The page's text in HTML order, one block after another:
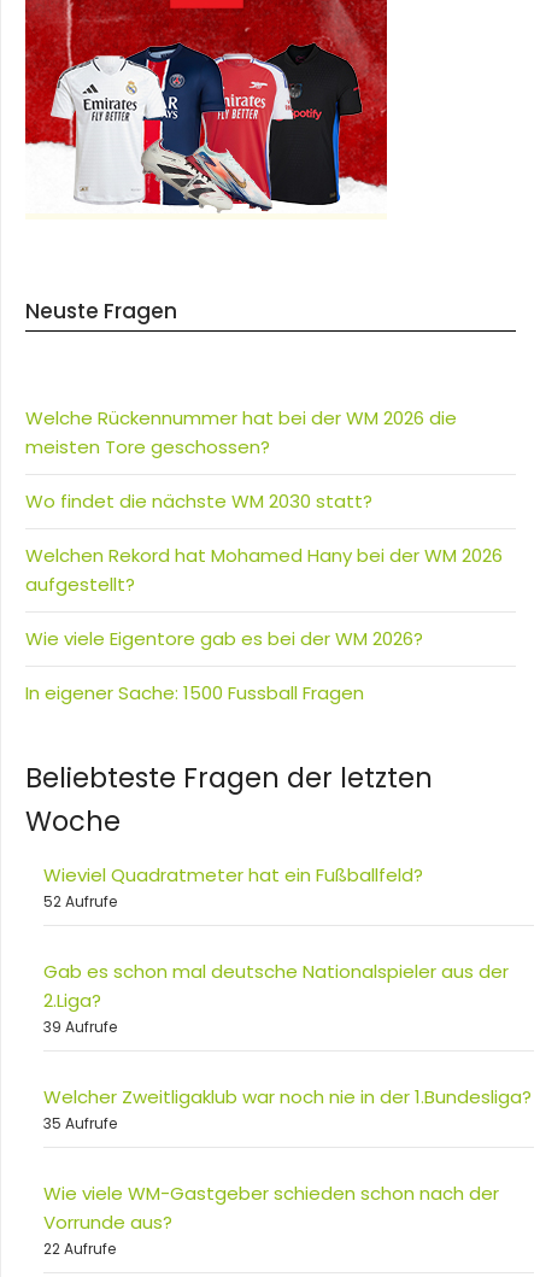
Neuste Fragen
Welche Rückennummer hat bei der WM 2026 die
meisten Tore geschossen?
Wo findet die nächste WM 2030 statt?
Welchen Rekord hat Mohamed Hany bei der WM 2026
aufgestellt?
Wie viele Eigentore gab es bei der WM 2026?
In eigener Sache: 1500 Fussball Fragen
Beliebteste Fragen der letzten
Woche
Wieviel Quadratmeter hat ein Fußballfeld?
52 Aufrufe
Gab es schon mal deutsche Nationalspieler aus der
2.Liga?
39 Aufrufe
Welcher Zweitligaklub war noch nie in der 1.Bundesliga?
35 Aufrufe
Wie viele WM-Gastgeber schieden schon nach der
Vorrunde aus?
22 Aufrufe